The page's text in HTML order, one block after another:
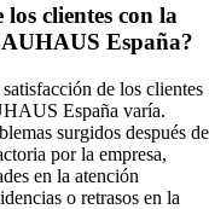
clientes con la
España?
de los clientes
España varía.
surgidos después de
por la empresa,
en la atención
o retrasos en la